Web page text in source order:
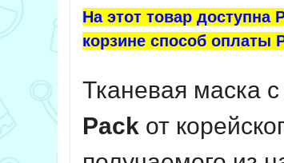
На этот товар
корзине способ оплаты
Тканевая маска
Pack от